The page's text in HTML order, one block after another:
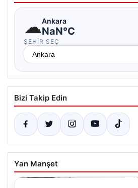
☁Ankara
NaN°C
ŞEHIR SEÇ
Bizi Takip Edin
Yan Manşet